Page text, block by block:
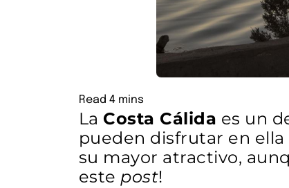
La Costa Cálida es un
pueden disfrutar en ella
su mayor atractivo,
este post!